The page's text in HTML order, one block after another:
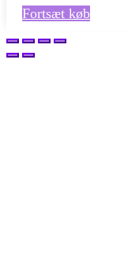
Fortsæt køb